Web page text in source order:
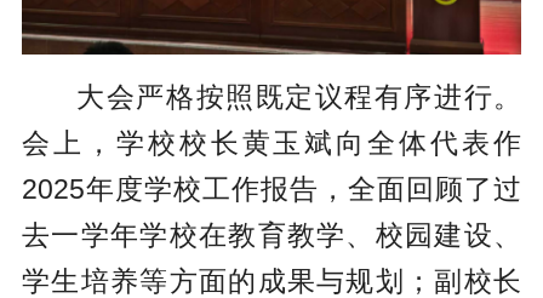
大会严格按照既定议程有序进行。
会上，学校校长黄玉斌向全体代表作
2025年度学校工作报告，全面回顾了过
去一学年学校在教育教学、校园建设、
学生培养等方面的成果与规划；副校长